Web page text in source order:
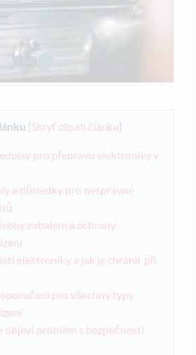
[Skryť obsah článku]
pro přepravu elektroniky v
a důsledky pro nesprávné
zabalení a ochrany
elektroniky a jak je chránit při
pro všechny typy
objeví problém s bezpečností